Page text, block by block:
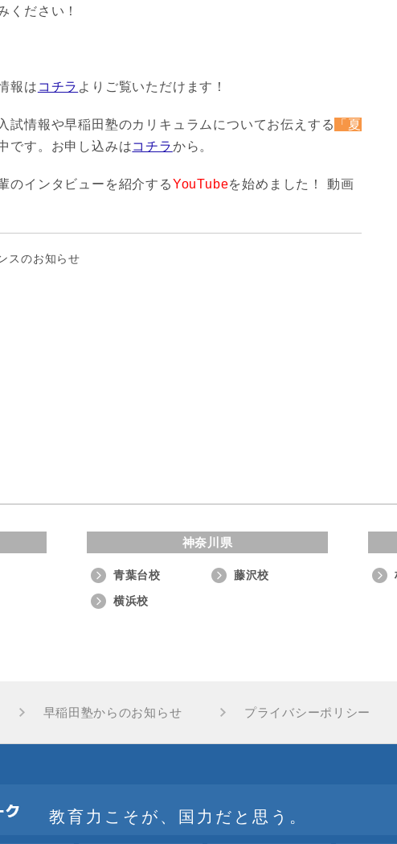
ください！
報は コチラ よりご覧いただけます！
試情報や早稲田塾のカリキュラムについてお伝えする
「夏
です。お申し込みはコチラから。
のインタビューを紹介するYouTubeを始めました！ 動画
スのお知らせ
神奈川県
青葉台校
藤沢校
横浜校
早稲田塾からのお知らせ プライバシーポリシー
教育力こそが、国力だと思う。